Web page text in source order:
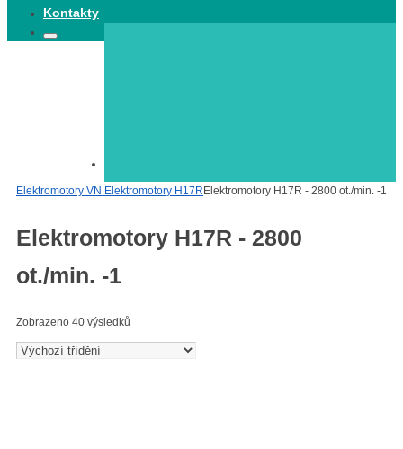
Kontakty
Search
Search
Elektromotory Elektromotory
VN Elektromotory H17R Elektromotory H17R - 2800 ot./min. -1
Elektromotory H17R - 2800
ot./min. -1
Zobrazeno 40 výsledků